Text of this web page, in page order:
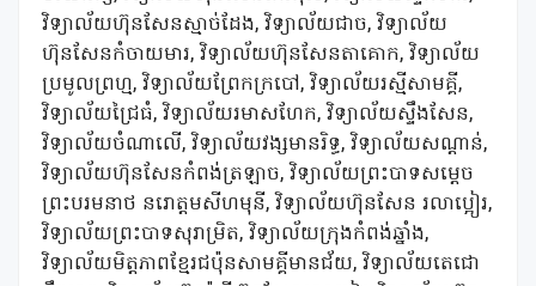
វិទ្យាល័យហ៊ុនសែនស្មាច់ដែង, វិទ្យាល័យជាច, វិទ្យាល័យ
ហ៊ុនសែនកំចាយមារ, វិទ្យាល័យហ៊ុនសែនតាគោក, វិទ្យាល័យ
ប្រមូលព្រហ្ម, វិទ្យាល័យព្រែកក្របៅ, វិទ្យាល័យរស្មីសាមគ្គី,
វិទ្យាល័យជ្រៃធំ, វិទ្យាល័យរមាសហែក, វិទ្យាល័យស្ទឹងសែន,
វិទ្យាល័យចំណាលើ, វិទ្យាល័យវង្សមានរិទ្ធ, វិទ្យាល័យសណ្តាន់,
វិទ្យាល័យហ៊ុនសែនកំពង់ត្រឡាច, វិទ្យាល័យព្រះបាទសម្តេច
ព្រះបរមនាថ នរោត្ដមសីហមុនី, វិទ្យាល័យហ៊ុនសែន រលាប្អៀរ,
វិទ្យាល័យព្រះបាទសុរាម្រិត, វិទ្យាល័យក្រុងកំពង់ឆ្នាំង,
វិទ្យាល័យមិត្តភាពខ្មែរជប៉ុនសាមគ្គីមានជ័យ, វិទ្យាល័យតេជោ